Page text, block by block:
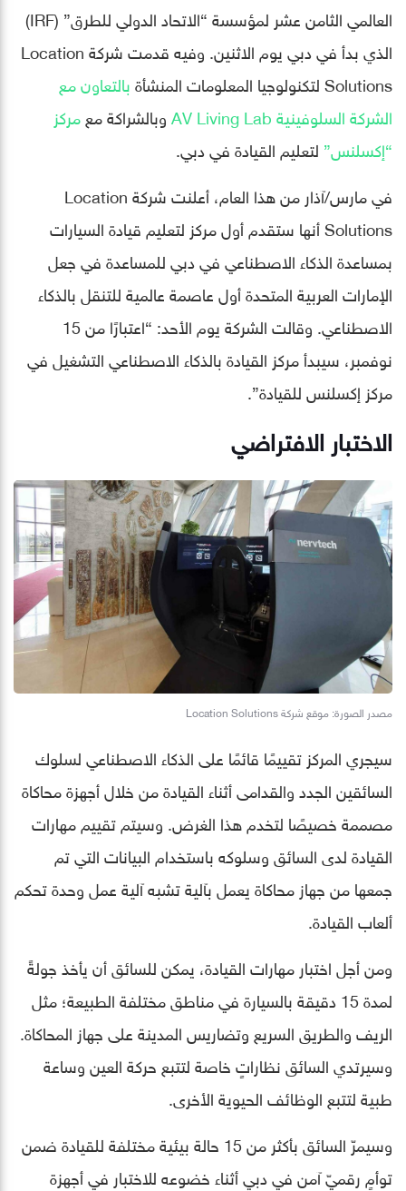
العالمي الثامن عشر لمؤسسة “الاتحاد الدولي للطرق” (IRF)
الذي بدأ في دبي يوم الاثنين. وفيه قدمت شركة Location
Solutions لتكنولوجيا المعلومات المنشأة
بالتعاون مع
الشركة السلوفينية AV Living Lab
وبالشراكة معمركز
“إكسلنس” لتعليم القيادة في دبي.
في مارس/آذار من هذا العام، أعلنت شركة Location
Solutions أنها ستقدم أول مركز لتعليم قيادة السيارات
بمساعدة الذكاء الاصطناعي في دبي للمساعدة في جعل
الإمارات العربية المتحدة أول عاصمة عالمية للتنقل بالذكاء
الاصطناعي. وقالت الشركة يوم الأحد: “اعتبارًا من 15
نوفمبر، سيبدأ مركز القيادة بالذكاء الاصطناعي التشغيل في
مركز إكسلنس للقيادة”.
الاختبار الافتراضي
مصدر الصورة: موقع شركة Location Solutions
سيجري المركز تقييمًا قائمًا على الذكاء الاصطناعي لسلوك
السائقين الجدد والقدامى أثناء القيادة من خلال أجهزة محاكاة
مصممة خصيصًا لتخدم هذا الغرض. وسيتم تقييم مهارات
القيادة لدى السائق وسلوكه باستخدام البيانات التي تم
جمعها من جهاز محاكاة يعمل بآلية تشبه آلية عمل وحدة تحكم
ألعاب القيادة.
ومن أجل اختبار مهارات القيادة، يمكن للسائق أن يأخذ جولةً
لمدة 15 دقيقة بالسيارة في مناطق مختلفة الطبيعة؛ مثل
الريف والطريق السريع وتضاريس المدينة على جهاز المحاكاة.
وسيرتدي السائق نظاراتٍ خاصة لتتبع حركة العين وساعة
طبية لتتبع الوظائف الحيوية الأخرى.
وسيمرّ السائق بأكثر من 15 حالة بيئية مختلفة للقيادة ضمن
توأمٍ رقميّ آمن في دبي أثناء خضوعه للاختبار في أجهزة